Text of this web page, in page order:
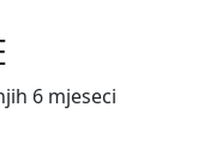
6 mjeseci